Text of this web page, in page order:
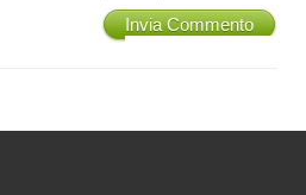
Invia Commento